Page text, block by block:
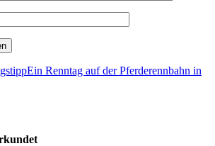
Ein Renntag auf der Pferderennbahn in